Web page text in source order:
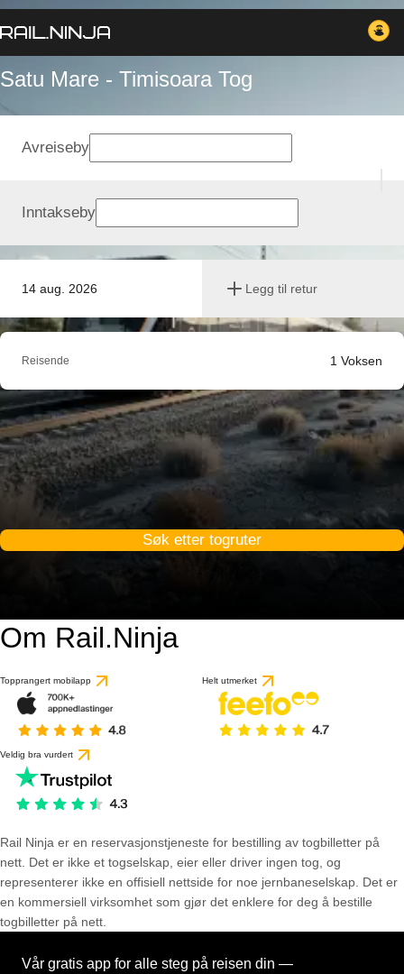
Satu Mare - Timisoara Tog
14 aug. 2026 Legg til retur
Avreiseby
Inntakseby
Reisende 1 Voksen
Søk etter togruter
Om Rail.Ninja
Topprangert mobilapp Helt utmerket
Veldig bra vurdert
Rail Ninja er en reservasjons­tjeneste for bestilling av togbilletter på
nett. Det er ikke et togselskap, eier eller driver ingen tog, og
representerer ikke en offisiell nettside for noe jernbaneselskap. Det er
en kommersiell virksomhet som gjør det enklere for deg å bestille
togbilletter på nett.
Vår gratis app for alle steg på reisen din —